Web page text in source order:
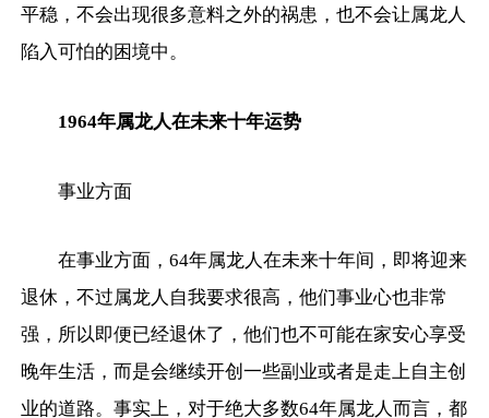
平稳，不会出现很多意料之外的祸患，也不会让属龙人
陷入可怕的困境中。
1964年属龙人在未来十年运势
事业方面
在事业方面，64年属龙人在未来十年间，即将迎来
退休，不过属龙人自我要求很高，他们事业心也非常
强，所以即便已经退休了，他们也不可能在家安心享受
晚年生活，而是会继续开创一些副业或者是走上自主创
业的道路。事实上，对于绝大多数64年属龙人而言，都